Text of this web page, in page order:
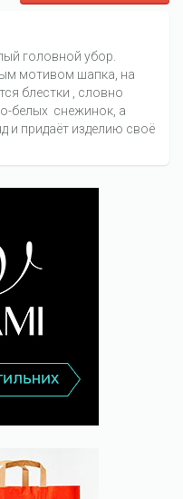
головной убор.
мотивом шапка, на
блестки , словно
белых снежинок, а
и придаёт изделию своё